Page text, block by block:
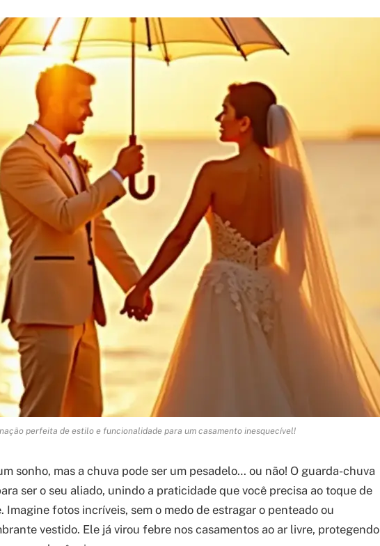
perfeita de estilo e funcionalidade para um casamento inesquecível!
sonho, mas a chuva pode ser um pesadelo… ou não! O guarda-chuva
ser o seu aliado, unindo a praticidade que você precisa ao toque de
Imagine fotos incríveis, sem o medo de estragar o penteado ou
vestido. Ele já virou febre nos casamentos ao ar livre, protegendo